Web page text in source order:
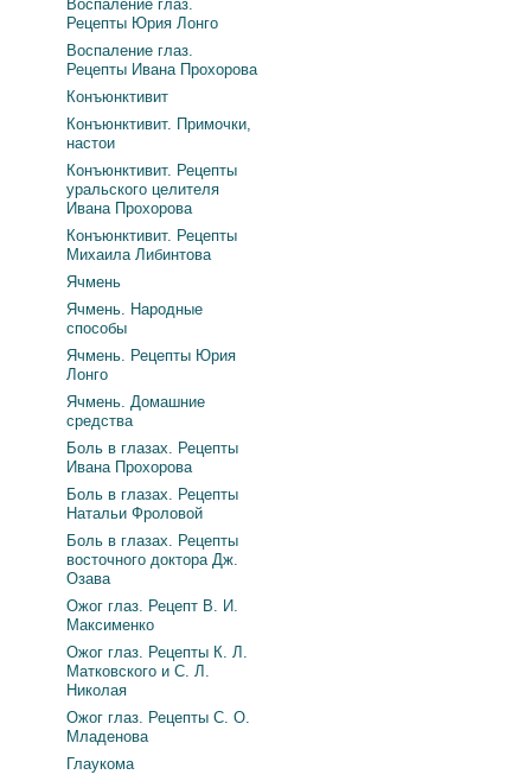
Воспаление глаз.
Рецепты Юрия Лонго
Воспаление глаз.
Рецепты Ивана Прохорова
Конъюнктивит
Конъюнктивит. Примочки,
настои
Конъюнктивит. Рецепты
уральского целителя
Ивана Прохорова
Конъюнктивит. Рецепты
Михаила Либинтова
Ячмень
Ячмень. Народные
способы
Ячмень. Рецепты Юрия
Лонго
Ячмень. Домашние
средства
Боль в глазах. Рецепты
Ивана Прохорова
Боль в глазах. Рецепты
Натальи Фроловой
Боль в глазах. Рецепты
восточного доктора Дж.
Озава
Ожог глаз. Рецепт В. И.
Максименко
Ожог глаз. Рецепты К. Л.
Матковского и С. Л.
Николая
Ожог глаз. Рецепты С. О.
Младенова
Глаукома